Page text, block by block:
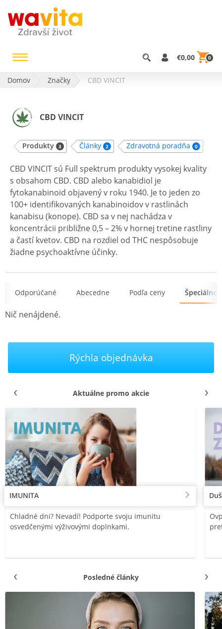
€0,00 0
Domov Značky CBD VINCIT
CBD VINCIT
Produkty 3 Články 2 Zdravotná poradňa 0
CBD VINCIT sú Full spektrum produkty vysokej kvality
s obsahom CBD. CBD alebo kanabidiol je
fytokanabinoid objavený v roku 1940. Je to jeden zo
100+ identifikovaných kanabinoidov v rastlinách
kanabisu (konope). CBD sa v nej nachádza v
koncentrácii približne 0,5 – 2% v hornej tretine rastliny
a častí kvetov. CBD na rozdiel od THC nespôsobuje
žiadne psychoaktívne účinky.
Odporúčané Abecedne Podľa ceny Špeciálne
Nič nenájdené.
Rýchla objednávka
Aktuálne promo akcie
IMUNITA
Chladné dni? Nevadí! Podporte svoju imunitu
osvedčenými výživovými doplnkami.
Posledné články